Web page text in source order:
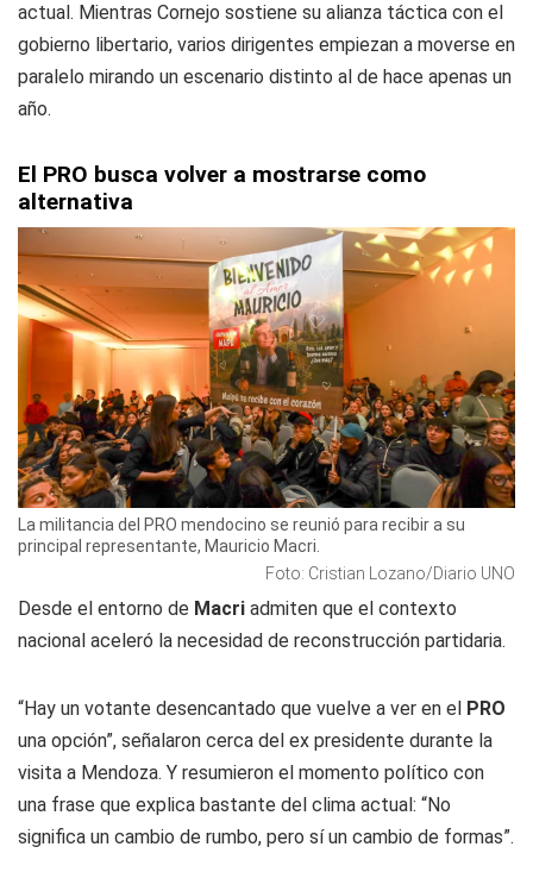
actual. Mientras Cornejo sostiene su alianza táctica con el
gobierno libertario, varios dirigentes empiezan a moverse en
paralelo mirando un escenario distinto al de hace apenas un
año.
El PRO busca volver a mostrarse como
alternativa
La militancia del PRO mendocino se reunió para recibir a su
principal representante, Mauricio Macri.
Foto: Cristian Lozano/Diario UNO
Desde el entorno de Macri admiten que el contexto
nacional aceleró la necesidad de reconstrucción partidaria.
“Hay un votante desencantado que vuelve a ver en el PRO
una opción”, señalaron cerca del ex presidente durante la
visita a Mendoza. Y resumieron el momento político con
una frase que explica bastante del clima actual: “No
significa un cambio de rumbo, pero sí un cambio de formas”.